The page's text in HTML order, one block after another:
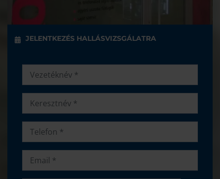
JELENTKEZÉS HALLÁSVIZSGÁLATRA